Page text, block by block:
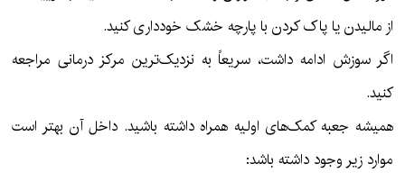
از مالیدن یا پاک کردن با پارچه خشک خودداری کنید.
اگر سوزش ادامه داشت، سریعاً به نزدیک‌ترین مرکز درمانی مراجعه
کنید.
همیشه جعبه کمک‌های اولیه همراه داشته باشید. داخل آن بهتر است
موارد زیر وجود داشته باشد: